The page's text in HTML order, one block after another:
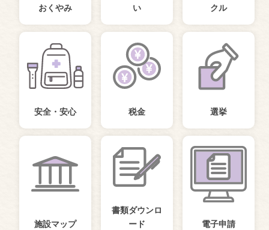
おくやみ
い
クル
安全・安心 税金 選挙
施設マップ
書類ダウンロ
ード
電子申請